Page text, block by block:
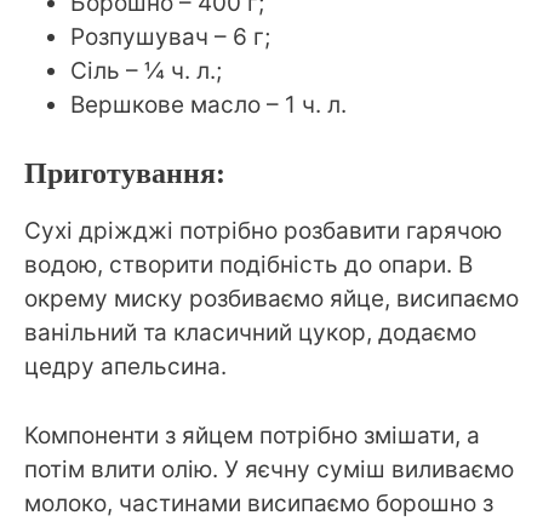
Розпушувач – 6 г;
Сіль – ¼ ч. л.;
Вершкове масло – 1 ч. л.
Приготування:
Сухі дріжджі потрібно розбавити гарячою
водою, створити подібність до опари. В
окрему миску розбиваємо яйце, висипаємо
ванільний та класичний цукор, додаємо
цедру апельсина.
Компоненти з яйцем потрібно змішати, а
потім влити олію. У яєчну суміш виливаємо
молоко, частинами висипаємо борошно з